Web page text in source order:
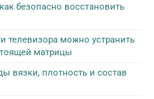
безопасно восстановить
телевизора можно устранить
матрицы
вязки, плотность и состав